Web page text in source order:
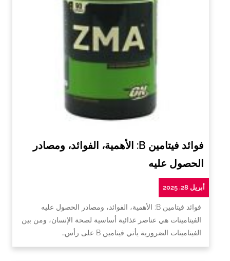
فوائد فيتامين B: الأهمية، الفوائد، ومصادر
الحصول عليه
أبريل 28, 2025
فوائد فيتامين B: الأهمية، الفوائد، ومصادر الحصول عليه
الفيتامينات هي عناصر غذائية أساسية لصحة الإنسان، ومن بين
الفيتامينات الضرورية يأتي فيتامين B على رأس…